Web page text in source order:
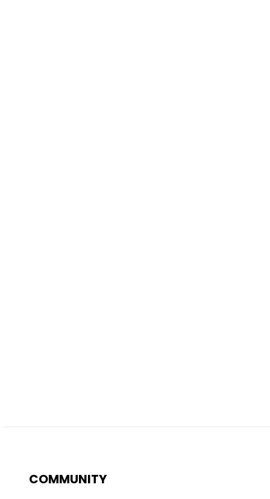
COMMUNITY